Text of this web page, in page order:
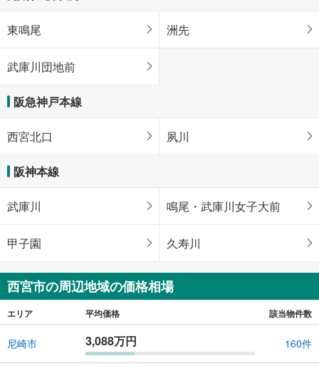
東鳴尾 洲先
武庫川団地前
阪急神戸本線
西宮北口 夙川
阪神本線
武庫川 鳴尾・武庫川女子大前
甲子園 久寿川
西宮市の周辺地域の価格相場
エリア 平均価格 該当物件数
尼崎市 3,088万円 160件